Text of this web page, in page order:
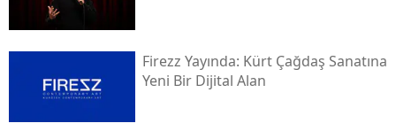
Firezz Yayında: Kürt Çağdaş Sanatına
Yeni Bir Dijital Alan